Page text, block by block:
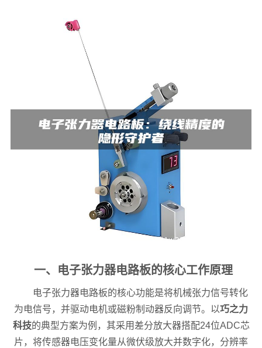
一、电子张力器电路板的核心工作原理
电子张力器电路板的核心功能是将机械张力信号转化
为电信号，并驱动电机或磁粉制动器反向调节。以巧之力
科技的典型方案为例，其采用差分放大器搭配24位ADC芯
片，将传感器电压变化量从微伏级放大并数字化，分辨率